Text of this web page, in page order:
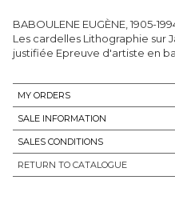
BABOULENE EUGÈNE, 1905-
Les cardelles Lithographie sur
justifiée Epreuve d'artiste en
MY ORDERS
SALE INFORMATION
SALES CONDITIONS
RETURN TO CATALOGUE